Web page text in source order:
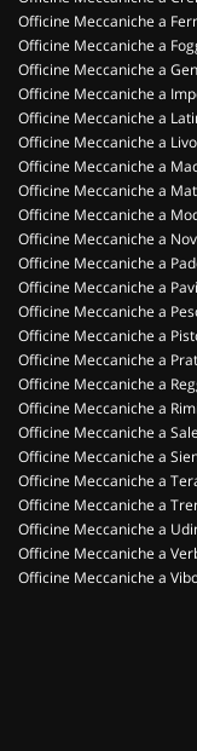
Officine Meccaniche a
Officine Meccaniche a
Officine Meccaniche a
Officine Meccaniche a
Officine Meccaniche a
Officine Meccaniche a
Officine Meccaniche a
Officine Meccaniche a
Officine Meccaniche a
Officine Meccaniche a
Officine Meccaniche a
Officine Meccaniche a
Officine Meccaniche a
Officine Meccaniche a
Officine Meccaniche a
Officine Meccaniche a
Officine Meccaniche a
Officine Meccaniche a
Officine Meccaniche a
Officine Meccaniche a
Officine Meccaniche a
Officine Meccaniche a
Officine Meccaniche a
Officine Meccaniche a